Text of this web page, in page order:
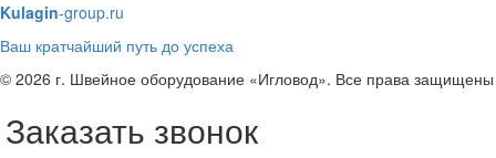
Kulagin-group.ru
Ваш кратчайший путь до успеха
© 2026 г. Швейное оборудование «Игловод». Все права защищены
Заказать звонок